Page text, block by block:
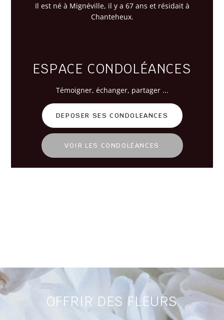
Il est né à Mignéville, il y a 67 ans et résidait à
Chanteheux.
ESPACE CONDOLÉANCES
Témoigner, échanger, partager ...
DEPOSER SES CONDOLEANCES
VOIR LES CONDOLÉANCES
OFFRIR DES FLEURS